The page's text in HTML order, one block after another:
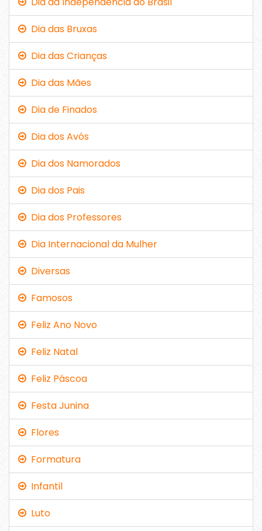
Dia das Bruxas
Dia das Crianças
Dia das Mães
Dia de Finados
Dia dos Avós
Dia dos Namorados
Dia dos Pais
Dia dos Professores
Dia Internacional da Mulher
Diversas
Famosos
Feliz Ano Novo
Feliz Natal
Feliz Páscoa
Festa Junina
Flores
Formatura
Infantil
Luto